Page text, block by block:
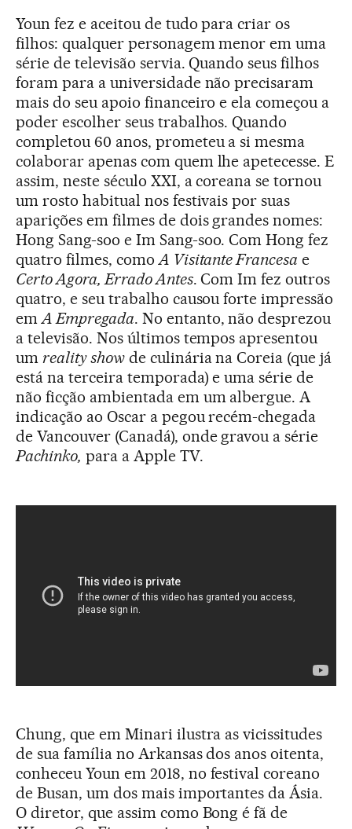
Youn fez e aceitou de tudo para criar os
filhos: qualquer personagem menor em uma
série de televisão servia. Quando seus filhos
foram para a universidade não precisaram
mais do seu apoio financeiro e ela começou a
poder escolher seus trabalhos. Quando
completou 60 anos, prometeu a si mesma
colaborar apenas com quem lhe apetecesse. E
assim, neste século XXI, a coreana se tornou
um rosto habitual nos festivais por suas
aparições em filmes de dois grandes nomes:
Hong Sang-soo e Im Sang-soo. Com Hong fez
quatro filmes, como A Visitante Francesa e
Certo Agora, Errado Antes. Com Im fez outros
quatro, e seu trabalho causou forte impressão
em A Empregada. No entanto, não desprezou
a televisão. Nos últimos tempos apresentou
um reality showde culinária na Coreia (que já
está na terceira temporada) e uma série de
não ficção ambientada em um albergue. A
indicação ao Oscar a pegou recém-chegada
de Vancouver (Canadá), onde gravou a série
Pachinko, para a Apple TV.
Chung, que em Minari ilustra as vicissitudes
de sua família no Arkansas dos anos oitenta,
conheceu Youn em 2018, no festival coreano
de Busan, um dos mais importantes da Ásia.
O diretor, que assim como Bong é fã de